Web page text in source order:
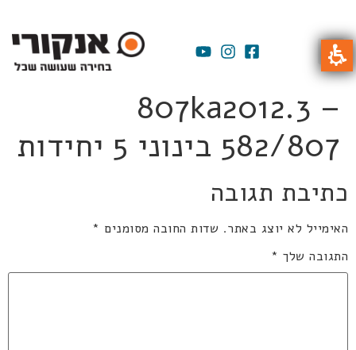
807ka2012.3 –
582/807 בינוני 5 יחידות
כתיבת תגובה
האימייל לא יוצג באתר. שדות החובה מסומנים *
התגובה שלך *